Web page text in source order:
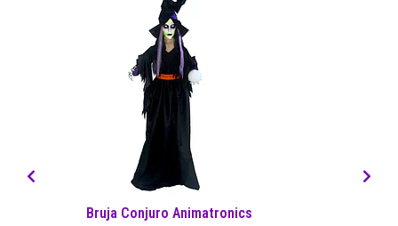
Bruja Conjuro Animatronics